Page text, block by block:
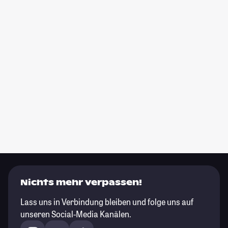
Nichts mehr verpassen!
Lass uns in Verbindung bleiben und folge uns auf
unseren Social-Media Kanälen.